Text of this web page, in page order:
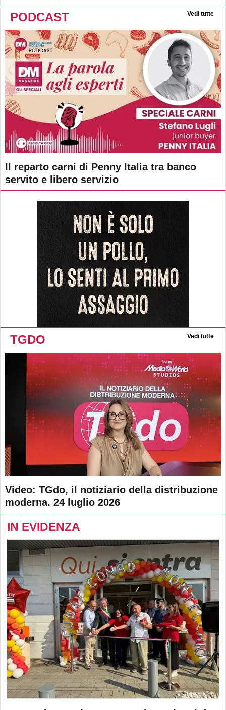
PODCAST Vedi tutte
Il reparto carni di Penny Italia tra banco
servito e libero servizio
TGDO Vedi tutte
Video: TGdo, il notiziario della distribuzione
moderna. 24 luglio 2026
IN EVIDENZA